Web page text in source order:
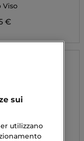
Viso
€
sui
utilizzano